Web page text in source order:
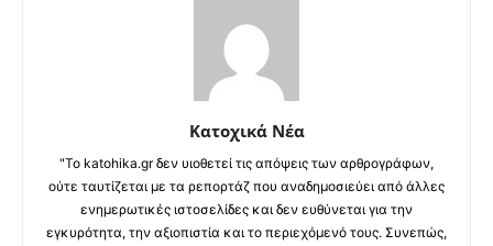
Κατοχικά Νέα
"Το katohika.gr δεν υιοθετεί τις απόψεις των αρθρογράφων,
ούτε ταυτίζεται με τα ρεπορτάζ που αναδημοσιεύει από άλλες
ενημερωτικές ιστοσελίδες και δεν ευθύνεται για την
εγκυρότητα, την αξιοπιστία και το περιεχόμενό τους. Συνεπώς,